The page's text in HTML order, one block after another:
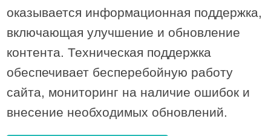
оказывается информационная поддержка,
включающая улучшение и обновление
контента. Техническая поддержка
обеспечивает бесперебойную работу
сайта, мониторинг на наличие ошибок и
внесение необходимых обновлений.